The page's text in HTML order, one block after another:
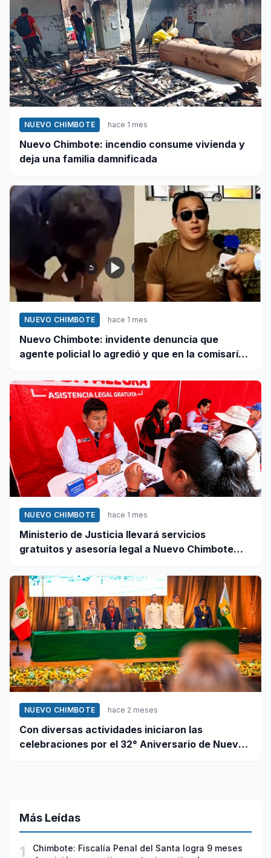
NUEVO CHIMBOTE hace 1 mes
Nuevo Chimbote: incendio consume vivienda y
deja una familia damnificada
NUEVO CHIMBOTE hace 1 mes
Nuevo Chimbote: invidente denuncia que
agente policial lo agredió y que en la comisaría
NUEVO CHIMBOTE hace 1 mes
Ministerio de Justicia llevará servicios
gratuitos y asesoría legal a Nuevo Chimbote
NUEVO CHIMBOTE hace 2 meses
Con diversas actividades iniciaron las
celebraciones por el 32° Aniversario de Nuevo
Más Leídas
1
Chimbote: Fiscalía Penal del Santa logra 9 meses